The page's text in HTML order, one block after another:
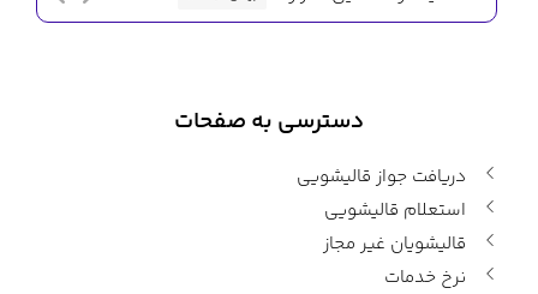
دسترسی به صفحات
دریافت جواز قالیشویی
استعلام قالیشویی
قالیشویان غیر مجاز
نرخ خدمات